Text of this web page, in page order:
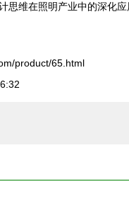
维在照明产业中的深化
product/65.html